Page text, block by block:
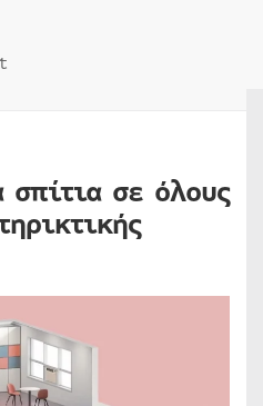
σπίτια σε όλους